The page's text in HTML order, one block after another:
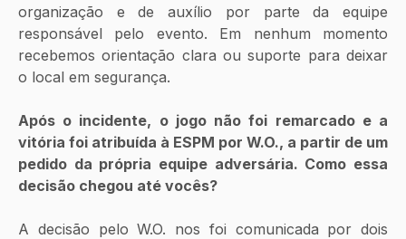
organização e de auxílio por parte da equipe
responsável pelo evento. Em nenhum momento
recebemos orientação clara ou suporte para deixar
o local em segurança.
Após o incidente, o jogo não foi remarcado e a
vitória foi atribuída à ESPM por W.O., a partir de um
pedido da própria equipe adversária. Como essa
decisão chegou até vocês?
A decisão pelo W.O. nos foi comunicada por dois